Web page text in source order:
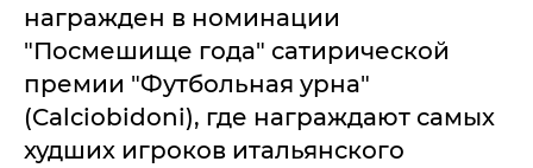
награжден в номинации
"Посмешище года" сатирической
премии "Футбольная урна"
(Calciobidoni), где награждают самых
худших игроков итальянского